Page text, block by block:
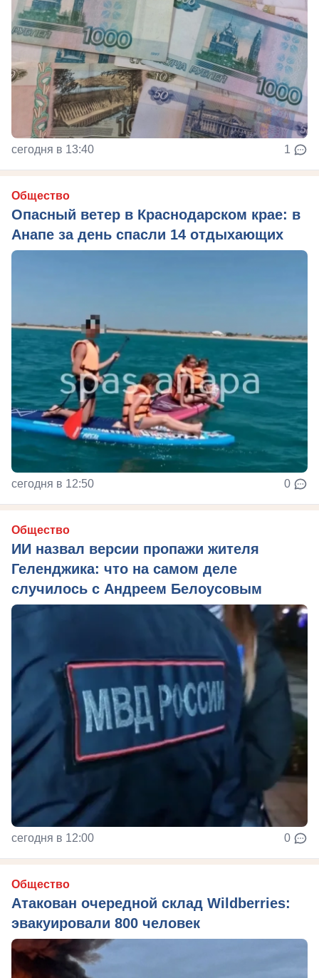
сегодня в 13:40 1
Общество
Опасный ветер в Краснодарском крае: в
Анапе за день спасли 14 отдыхающих
сегодня в 12:50 0
Общество
ИИ назвал версии пропажи жителя
Геленджика: что на самом деле
случилось с Андреем Белоусовым
сегодня в 12:00 0
Общество
Атакован очередной склад Wildberries:
эвакуировали 800 человек